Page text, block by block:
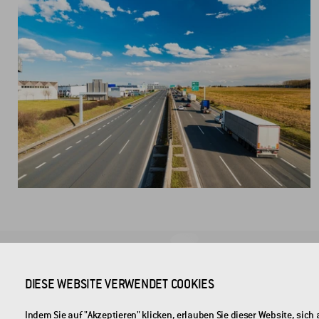
CROSS Zlín, a.s.
DIESE WEBSITE VERWENDET COOKIES
Indem Sie auf "Akzeptieren" klicken, erlauben Sie dieser Website,